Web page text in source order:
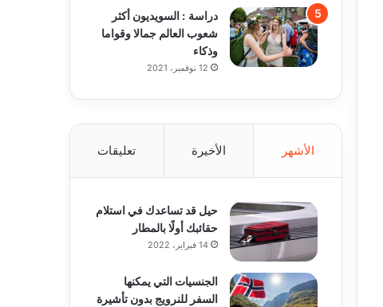
دراسة : السويديون أكثر
شعوب العالم جمالا وقواما
وذكاء
12 نوفمبر، 2021
الأشهر الأخيرة تعليقات
حيل قد تساعدك في استلام
حقائبك أولًا بالمطار
14 فبراير، 2022
الجنسيات التي يمكنها
السفر للنرويج بدون تأشيرة